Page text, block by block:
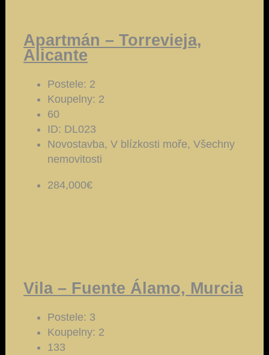
Apartmán – Torrevieja,
Alicante
Postele: 2
Koupelny: 2
60
ID: DL023
Novostavba, V blízkosti moře, Všechny
nemovitosti
284,000€
Vila – Fuente Álamo, Murcia
Postele: 3
Koupelny: 2
133